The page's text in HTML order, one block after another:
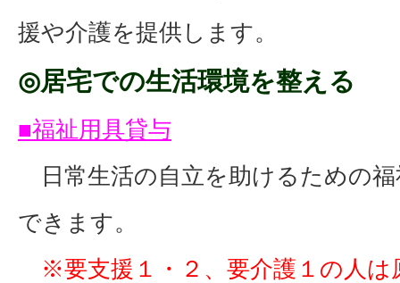
援や介護を提供します。
◎居宅での生活環境を整える
■福祉用具貸与
日常生活の自立を助けるための
できます。
※要支援１・２、要介護１の人